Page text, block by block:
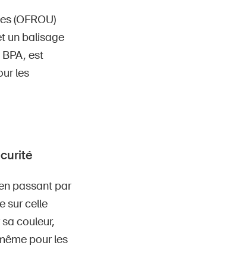
(OFROU)
un balisage
est
les
passant par
sur celle
couleur,
pour les